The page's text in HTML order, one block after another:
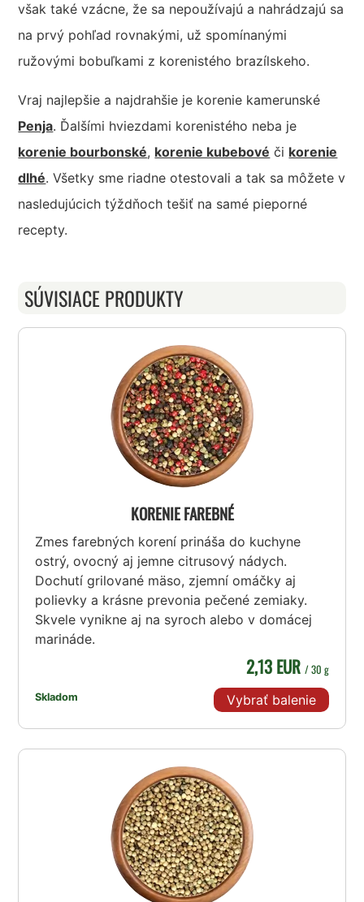
však také vzácne, že sa nepoužívajú a nahrádzajú sa
na prvý pohľad rovnakými, už spomínanými
ružovými bobuľkami z korenistého brazílskeho.
Vraj najlepšie a najdrahšie je korenie kamerunské
Penja. Ďalšími hviezdami korenistého neba je
korenie bourbonské, korenie kubebové či korenie
dlhé. Všetky sme riadne otestovali a tak sa môžete v
nasledujúcich týždňoch tešiť na samé pieporné
recepty.
SÚVISIACE PRODUKTY
KORENIE FAREBNÉ
Zmes farebných korení prináša do kuchyne
ostrý, ovocný aj jemne citrusový nádych.
Dochutí grilované mäso, zjemní omáčky aj
polievky a krásne prevonia pečené zemiaky.
Skvele vynikne aj na syroch alebo v domácej
marináde.
Skladom
2,13 EUR / 30 g
Vybrať balenie